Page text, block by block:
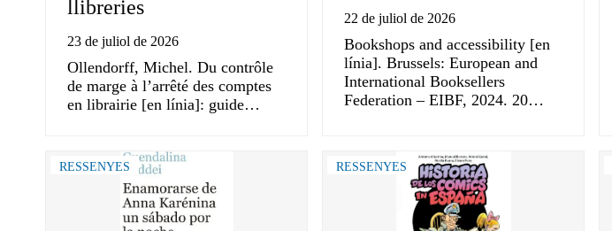
llibreries
23 de juliol de 2026
Ollendorff, Michel. Du contrôle
de marge à l’arrêté des comptes
en librairie [en línia]: guide…
22 de juliol de 2026
Bookshops and accessibility [en
línia]. Brussels: European and
International Booksellers
Federation – EIBF, 2024. 20…
RESSENYES RESSENYES